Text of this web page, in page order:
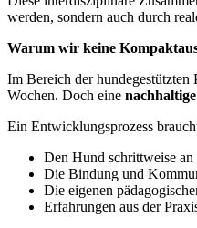
werden, sondern auch durch
Warum wir keine
Im Bereich der hundegestützten
Wochen. Doch eine
Ein Entwicklungsprozess
Den Hund schrittweise
Die Bindung und
Die eigenen
Erfahrungen aus der